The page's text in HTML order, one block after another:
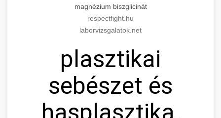
magnézium biszglicinát
respectfight.hu
laborvizsgalatok.net
plasztikai
sebészet és
hasplasztika,